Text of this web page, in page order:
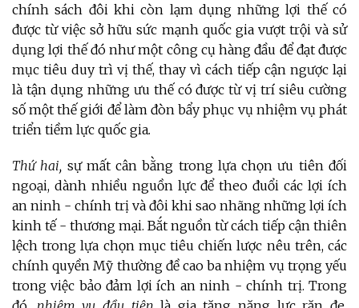
chính sách đôi khi còn lạm dụng những lợi thế có
được từ việc sở hữu sức mạnh quốc gia vượt trội và sử
dụng lợi thế đó như một công cụ hàng đầu để đạt được
mục tiêu duy trì vị thế, thay vì cách tiếp cận ngược lại
là tận dụng những ưu thế có được từ vị trí siêu cường
số một thế giới để làm đòn bẩy phục vụ nhiệm vụ phát
triển tiềm lực quốc gia.
Thứ hai, sự mất cân bằng trong lựa chọn ưu tiên đối
ngoại, dành nhiều nguồn lực để theo đuổi các lợi ích
an ninh - chính trị và đôi khi sao nhãng những lợi ích
kinh tế - thương mại. Bắt nguồn từ cách tiếp cận thiên
lệch trong lựa chọn mục tiêu chiến lược nêu trên, các
chính quyền Mỹ thường đề cao ba nhiệm vụ trọng yếu
trong việc bảo đảm lợi ích an ninh - chính trị. Trong